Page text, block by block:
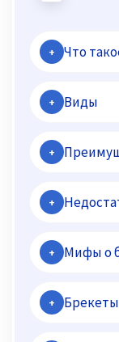
+ Что
+ Виды
+
+
+ Мифы о
+